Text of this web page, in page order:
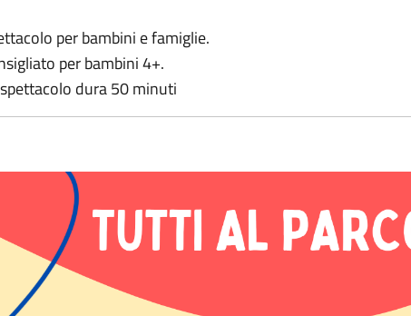
per bambini e famiglie.
per bambini 4+.
dura 50 minuti